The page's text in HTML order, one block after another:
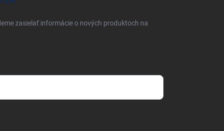
zasielať informácie o nových produktoch na